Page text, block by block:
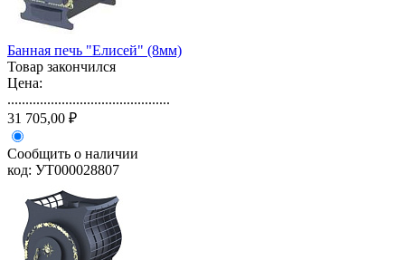
Банная печь "Елисей" (8мм)
Товар закончился
Цена:
.............................................
31 705,00 ₽
Сообщить о наличии
код: УТ000028807